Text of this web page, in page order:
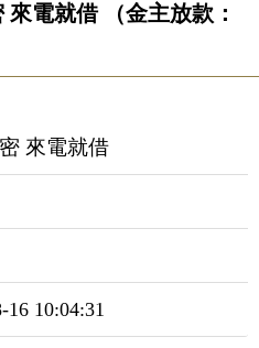
電就借 （金主放款：
來電就借
16 10:04:31